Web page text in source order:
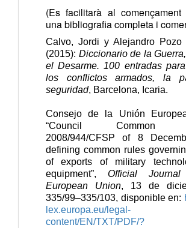
(Es facilitarà al
una bibliografia completa i
Calvo, Jordi y Alejandro Pozo
(2015): Diccionario de la
el Desarme. 100 entradas
los conflictos armados, la
seguridad, Barcelona, Icaria.
Consejo de la Unión
“Council Common
2008/944/CFSP of 8
defining common rules
of exports of military
equipment”, Official
European Union, 13 de
335/99–335/103, disponible en:
lex.europa.eu/legal-
content/EN/TXT/PDF/?